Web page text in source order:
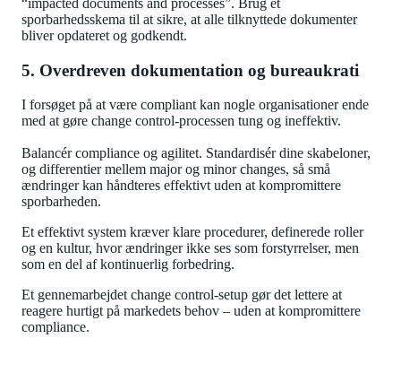
“impacted documents and processes”. Brug et
sporbarhedsskema til at sikre, at alle tilknyttede dokumenter
bliver opdateret og godkendt.
5. Overdreven dokumentation og bureaukrati
I forsøget på at være compliant kan nogle organisationer ende
med at gøre change control-processen tung og ineffektiv.
Balancér compliance og agilitet. Standardisér dine skabeloner,
og differentier mellem major og minor changes, så små
ændringer kan håndteres effektivt uden at kompromittere
sporbarheden.
Et effektivt system kræver klare procedurer, definerede roller
og en kultur, hvor ændringer ikke ses som forstyrrelser, men
som en del af kontinuerlig forbedring.
Et gennemarbejdet change control-setup gør det lettere at
reagere hurtigt på markedets behov – uden at kompromittere
compliance.